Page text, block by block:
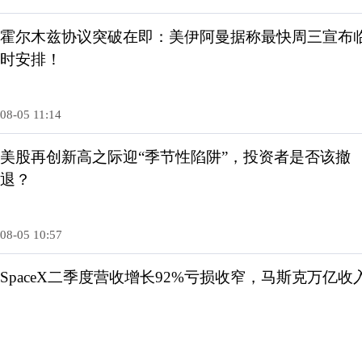
霍尔木兹协议突破在即：美伊阿曼据称最快周三宣布
时安排！
08-05 11:14
美股再创新高之际迎“季节性陷阱”，投资者是否该撤
退？
08-05 10:57
SpaceX二季度营收增长92%亏损收窄，马斯克万亿收